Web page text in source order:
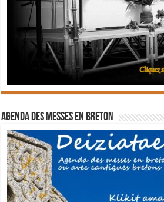
Agenda des messes en breton